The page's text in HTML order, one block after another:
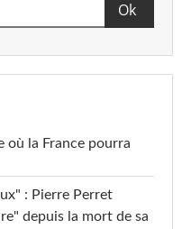
où la France pourra
: Pierre Perret
depuis la mort de sa